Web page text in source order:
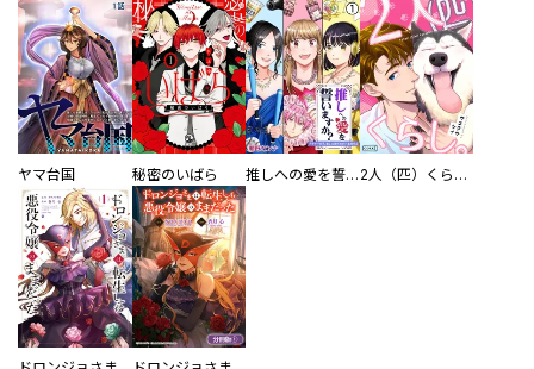
ヤマ台国 秘密のいばら 推しへの愛を誓いますか？～アラサー女子、推しは逃げぬが人生逃げる～ 2人（匹）くらし。